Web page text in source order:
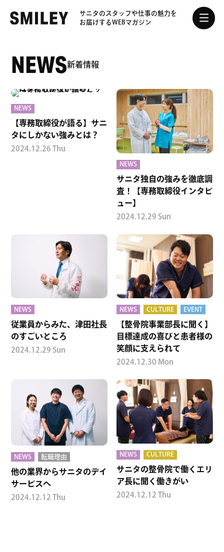
サニタのスタッフや仕事の魅力を
お届けするWEBマガジン
NEWS新着情報
NEWS
【専務取締役が語る】サニ
タにしかない強みとは？
2024.12.26 Thu
NEWS
サニタ独自の強みを徹底調
査！【専務取締役インタビ
ュー】
2024.12.29 Sun
NEWS
従業員からみた、津田社長
のすごいところ
2024.12.29 Sun
NEWS CULTURE EVENT
【整骨院事業部長に聞く】
目標達成の喜びと患者様の
笑顔に支えられて
2024.12.30 Mon
NEWS 転職理由
他の業界からサニタのデイ
サービスへ
2024.12.12 Thu
NEWS CULTURE
サニタの整骨院で働くエリ
ア長に聞く働きがい
2024.12.12 Thu